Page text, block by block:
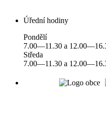
Úřední hodiny
Pondělí
7.00—11.30 a
Středa
7.00—11.30 a